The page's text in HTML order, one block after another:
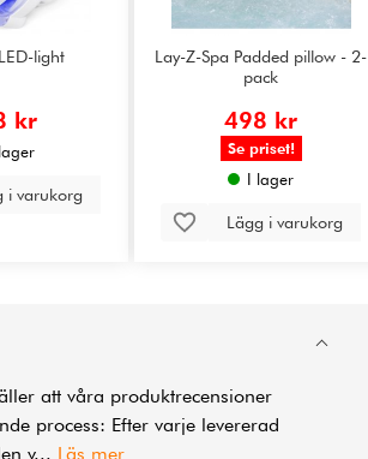
light
kr
i varukorg
Lay-Z-Spa Padded pillow - 2-
pack
498 kr
Se priset!
I lager
Lägg i varukorg
att våra produktrecensioner
process: Efter varje levererad
v... Läs mer